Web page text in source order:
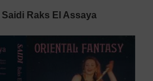
Raks El Assaya